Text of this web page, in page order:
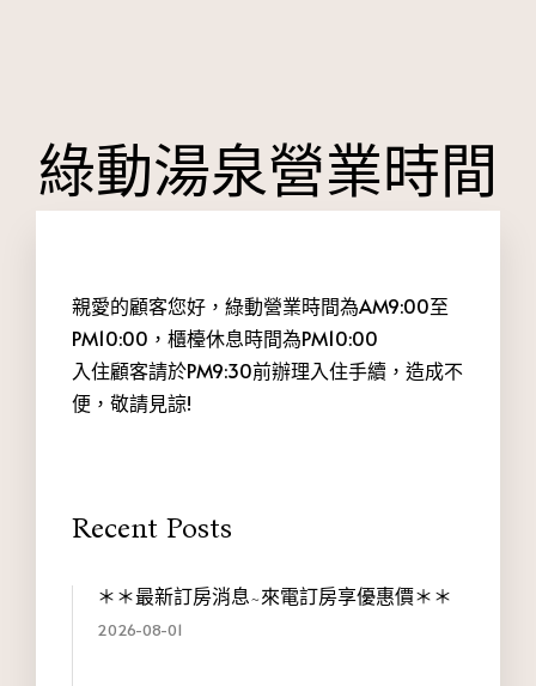
綠動湯泉營業時間
親愛的顧客您好，綠動營業時間為AM9:00至
PM10:00，櫃檯休息時間為PM10:00
入住顧客請於PM9:30前辦理入住手續，造成不
便，敬請見諒!
Recent Posts
＊＊最新訂房消息~來電訂房享優惠價＊＊
2026-08-01